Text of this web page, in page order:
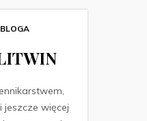
jeszcze więcej